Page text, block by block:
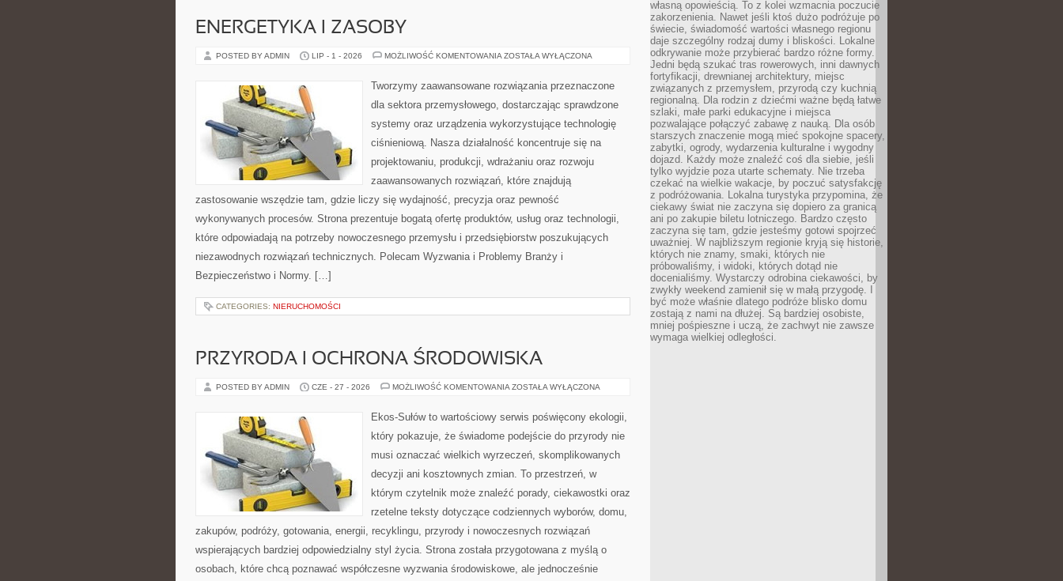
ENERGETYKA I ZASOBY
POSTED BY ADMIN LIP - 1 - 2026 MOŻLIWOŚĆ KOMENTOWANIA ENERGETYKA
ZOSTAŁA WYŁĄCZONA
Tworzymy zaawansowane rozwiązania przeznaczone
dla sektora przemysłowego, dostarczając sprawdzone
systemy oraz urządzenia wykorzystujące technologię
ciśnieniową. Nasza działalność koncentruje się na
projektowaniu, produkcji, wdrażaniu oraz rozwoju
zaawansowanych rozwiązań, które znajdują
zastosowanie wszędzie tam, gdzie liczy się wydajność, precyzja oraz pewność
wykonywanych procesów. Strona prezentuje bogatą ofertę produktów, usług oraz technologii,
które odpowiadają na potrzeby nowoczesnego przemysłu i przedsiębiorstw poszukujących
niezawodnych rozwiązań technicznych. Polecam Wyzwania i Problemy Branży i
Bezpieczeństwo i Normy. […]
CATEGORIES: NIERUCHOMOŚCI
PRZYRODA I OCHRONA ŚRODOWISKA
POSTED BY ADMIN CZE - 27 - 2026 MOŻLIWOŚĆ KOMENTOWANIA PRZYRODA
ŚRODOWISKA
ZOSTAŁA WYŁĄCZONA
Ekos-Sułów to wartościowy serwis poświęcony ekologii,
który pokazuje, że świadome podejście do przyrody nie
musi oznaczać wielkich wyrzeczeń, skomplikowanych
decyzji ani kosztownych zmian. To przestrzeń, w
którym czytelnik może znaleźć porady, ciekawostki oraz
rzetelne teksty dotyczące codziennych wyborów, domu,
zakupów, podróży, gotowania, energii, recyklingu, przyrody i nowoczesnych rozwiązań
wspierających bardziej odpowiedzialny styl życia. Strona została przygotowana z myślą o
osobach, które chcą poznawać współczesne wyzwania środowiskowe, ale jednocześnie
własną opowieścią. To z kolei wzmacnia poczucie
zakorzenienia. Nawet jeśli ktoś dużo podróżuje po
świecie, świadomość wartości własnego regionu
daje szczególny rodzaj dumy i bliskości. Lokalne
odkrywanie może przybierać bardzo różne formy.
Jedni będą szukać tras rowerowych, inni dawnych
fortyfikacji, drewnianej architektury, miejsc
związanych z przemysłem, przyrodą czy kuchnią
regionalną. Dla rodzin z dziećmi ważne będą łatwe
szlaki, małe parki edukacyjne i miejsca
pozwalające połączyć zabawę z nauką. Dla osób
starszych znaczenie mogą mieć spokojne spacery,
zabytki, ogrody, wydarzenia kulturalne i wygodny
dojazd. Każdy może znaleźć coś dla siebie, jeśli
tylko wyjdzie poza utarte schematy. Nie trzeba
czekać na wielkie wakacje, by poczuć satysfakcję
z podróżowania. Lokalna turystyka przypomina, że
ciekawy świat nie zaczyna się dopiero za granicą
ani po zakupie biletu lotniczego. Bardzo często
zaczyna się tam, gdzie jesteśmy gotowi spojrzeć
uważniej. W najbliższym regionie kryją się historie,
których nie znamy, smaki, których nie
próbowaliśmy, i widoki, których dotąd nie
docenialiśmy. Wystarczy odrobina ciekawości, by
zwykły weekend zamienił się w małą przygodę. I
być może właśnie dlatego podróże blisko domu
zostają z nami na dłużej. Są bardziej osobiste,
mniej pośpieszne i uczą, że zachwyt nie zawsze
wymaga wielkiej odległości.